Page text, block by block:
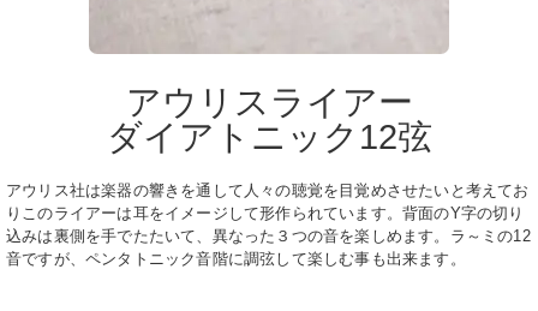
アウリスライアー
ダイアトニック12弦
アウリス社は楽器の響きを通して人々の聴覚を目覚めさせたいと考えてお
りこのライアーは耳をイメージして形作られています。背面のY字の切り
込みは裏側を手でたたいて、異なった３つの音を楽しめます。ラ～ミの12
音ですが、ペンタトニック音階に調弦して楽しむ事も出来ます。